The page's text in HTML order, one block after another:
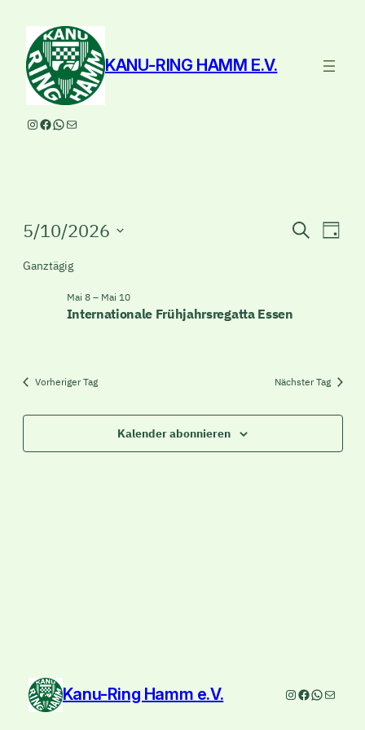
KANU-RING HAMM E.V.
Instagram
Facebook
WhatsApp
E-Mail
Veranstaltungen
für
SucheTag
5/10/2026
wählen.
Ganztägig
Internationale Frühjahrsregatta Essen
Mai 8– Mai 10
Vorheriger Tag Nächster Tag
Kalender abonnieren
Kanu-Ring Hamm e.V. Instagram
Facebook
E-Mail